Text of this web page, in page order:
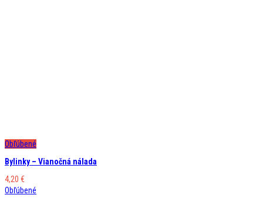
Obľúbené
Bylinky – Vianočná nálada
4,20 €
Obľúbené